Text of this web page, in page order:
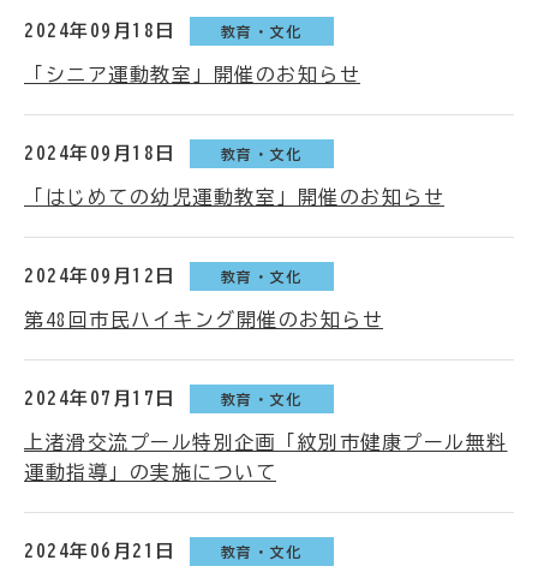
2024年09月18日 教育・文化
「シニア運動教室」開催のお知らせ
2024年09月18日 教育・文化
「はじめての幼児運動教室」開催のお知らせ
2024年09月12日 教育・文化
第48回市民ハイキング開催のお知らせ
2024年07月17日 教育・文化
上渚滑交流プール特別企画「紋別市健康プール無料
運動指導」の実施について
2024年06月21日 教育・文化